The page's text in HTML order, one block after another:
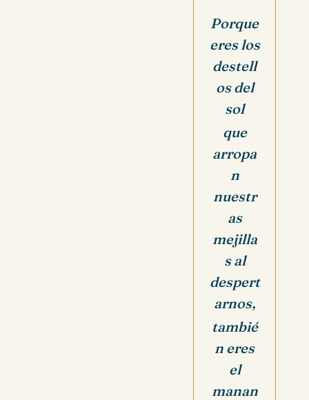
Porque
eres los
destell
os del
sol
que
arropa
n
nuestr
as
mejilla
s al
despert
arnos,
tambié
n eres
el
manan